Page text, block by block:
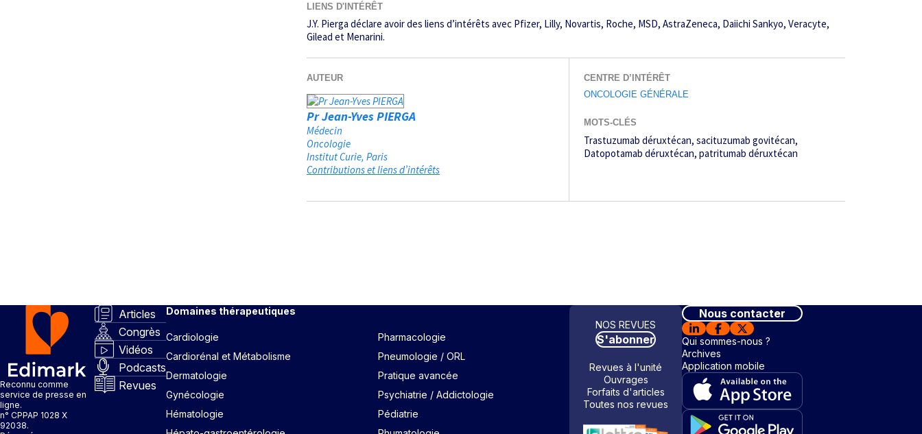
LIENS D'INTÉRÊT
J.Y. Pierga déclare avoir des liens d’intérêts avec Pfizer, Lilly, Novartis, Roche, MSD, AstraZeneca, Daiichi Sankyo, Veracyte,
Gilead et Menarini.
AUTEUR
Pr Jean-Yves PIERGA
Médecin
Oncologie
Institut Curie Paris
Contributions et liens d’intérêts
CENTRE D’INTÉRÊT
ONCOLOGIE GÉNÉRALE
MOTS-CLÉS
Trastuzumab déruxtécan sacituzumab govitécan
Datopotamab déruxtécan patritumab déruxtécan
Reconnu comme
service de presse en
ligne.
n° CPPAP 1028 X
92038.
Articles
Congrès
Vidéos
Podcasts
Revues
Domaines thérapeutiques
Cardiologie
Cardiorénal et Métabolisme
Dermatologie
Gynécologie
Hématologie
Pharmacologie
Pneumologie / ORL
Pratique avancée
Psychiatrie / Addictologie
Pédiatrie
NOS REVUES
S'abonner
Revues à l'unité
Ouvrages
Forfaits d'articles
Toutes nos revues
Nous contacter
Qui sommes-nous ?
Archives
Application mobile